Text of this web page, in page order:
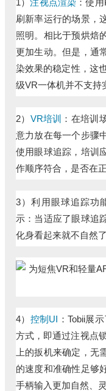
1）注视点渲染 ：使
刷新率运行的场景，
照明。相比于预烘焙
更加生动。但是，通
染效果的稳定性，这
级VR一体机并不支持
2） VR培训 ：在培训
意力放在每一个步骤
使用眼球追踪，培训
作顺序符合，是否在
3）利用眼球追踪功
示：当适应了眼球追
化身看起来就不自然了
4） 控制UI ：Tobii展
方式，即通过注视点
上的扳机来确定，无
的速度和准确性足够
手柄输入更加自然、灵